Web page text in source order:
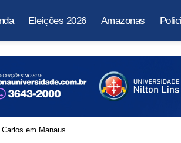
Eleições 2026 Amazonas
em Manaus